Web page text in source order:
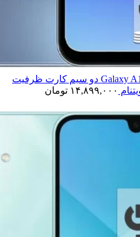
گوشی موبایل سامسونگ مدل Galaxy A15 دو سیم کارت ظرفیت
۱۴,۸۹۹,۰۰۰ تومان